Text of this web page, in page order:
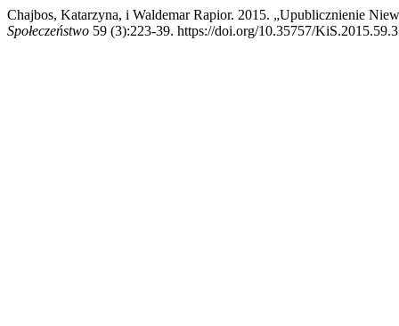
Chajbos, Katarzyna, i Waldemar Rapior. 2015. „Upublicznienie
Społeczeństwo 59 (3):223-39. https://doi.org/10.35757/